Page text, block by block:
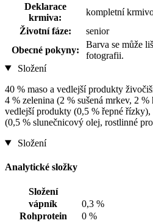
Deklarace
krmiva:
kompletní
Životní fáze:
senior
Obecné pokyny:
Barva se může
fotografii.
Složení
40 % maso a vedlejší produkty
4 % zelenina (2 % sušená mrkev, 2
vedlejší produkty (0,5 % řepné řízky),
(0,5 % slunečnicový olej, rostlinné
Složení
Analytické složky
Složení
vápník
0,3 %
Rohprotein
0 %